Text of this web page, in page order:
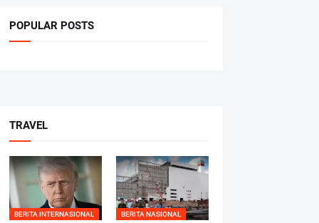
POPULAR POSTS
TRAVEL
BERITA INTERNASIONAL BERITA NASIONAL